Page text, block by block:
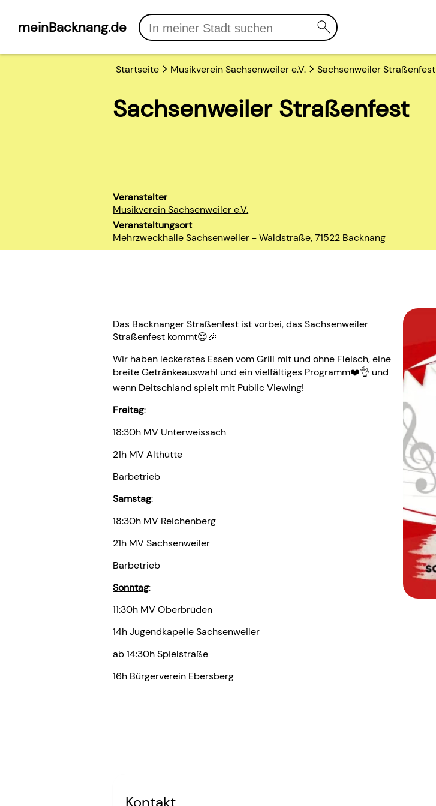
meinBacknang.de
Startseite Musikverein Sachsenweiler e.V. Sachsenweiler Straßenfest
Sachsenweiler Straßenfest
Veranstalter
Musikverein Sachsenweiler e.V.
Veranstaltungsort
Mehrzweckhalle Sachsenweiler - Waldstraße, 71522 Backnang
Das Backnanger Straßenfest ist vorbei, das Sachsenweiler
Straßenfest kommt😍🎉
Wir haben leckerstes Essen vom Grill mit und ohne Fleisch, eine
breite Getränkeauswahl und ein vielfältiges Programm❤️👌 und
wenn Deitschland spielt mit Public Viewing!
Freitag:
18:30h MV Unterweissach
21h MV Althütte
Barbetrieb
Samstag:
18:30h MV Reichenberg
21h MV Sachsenweiler
Barbetrieb
Sonntag:
11:30h MV Oberbrüden
14h Jugendkapelle Sachsenweiler
ab 14:30h Spielstraße
16h Bürgerverein Ebersberg
Kontakt